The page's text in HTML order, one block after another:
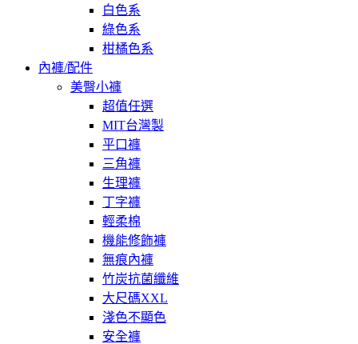
白色系
綠色系
柑橘色系
內褲/配件
美臀小褲
超值任選
MIT台灣製
平口褲
三角褲
生理褲
丁字褲
輕柔棉
機能修飾褲
無痕內褲
竹炭抗菌纖維
大尺碼XXL
淺色不顯色
安全褲